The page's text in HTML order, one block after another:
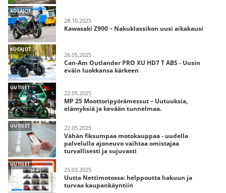
KOEAJOT
28.10.2025
Kawasaki Z900 – Nakuklassikon uusi aikakausi
KOEAJOT
26.05.2025
Can-Am Outlander PRO XU HD7 T ABS - Uusin
eväin luokkansa kärkeen
UUTISET
22.05.2025
MP 25 Moottoripyörämessut – Uutuuksia,
elämyksiä ja kevään tunnelmaa.
UUTISET 22.05.2025
Vähän fiksumpaa motokauppaa - uudella
palvelulla ajoneuvo vaihtaa omistajaa
turvallisesti ja sujuvasti
UUTISET
25.03.2025
Uutta Nettimotossa: helppoutta hakuun ja
turvaa kaupankäyntiin